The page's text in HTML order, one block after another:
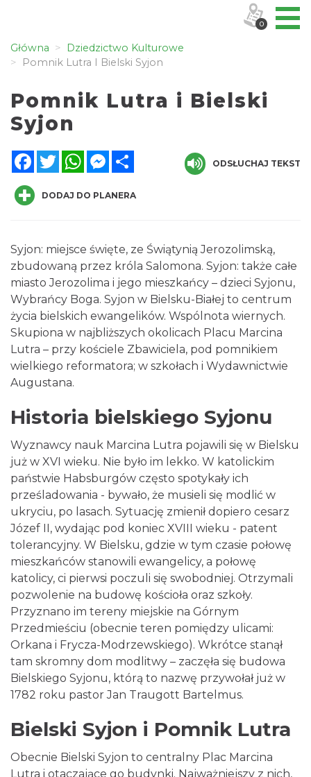
Główna
Dziedzictwo Kulturowe
Pomnik Lutra I Bielski Syjon
Pomnik Lutra i Bielski
Syjon
FacebookTwitterWhatsAppMessenger
ODSŁUCHAJ TEKST
DODAJ DO PLANERA
Syjon: miejsce święte, ze Świątynią Jerozolimską,
zbudowaną przez króla Salomona. Syjon: także całe
miasto Jerozolima i jego mieszkańcy – dzieci Syjonu,
Wybrańcy Boga. Syjon w Bielsku-Białej to centrum
życia bielskich ewangelików. Wspólnota wiernych.
Skupiona w najbliższych okolicach Placu Marcina
Lutra – przy kościele Zbawiciela, pod pomnikiem
wielkiego reformatora; w szkołach i Wydawnictwie
Augustana.
Historia bielskiego Syjonu
Wyznawcy nauk Marcina Lutra pojawili się w Bielsku
już w XVI wieku. Nie było im lekko. W katolickim
państwie Habsburgów często spotykały ich
prześladowania - bywało, że musieli się modlić w
ukryciu, po lasach. Sytuację zmienił dopiero cesarz
Józef II, wydając pod koniec XVIII wieku - patent
tolerancyjny. W Bielsku, gdzie w tym czasie połowę
mieszkańców stanowili ewangelicy, a połowę
katolicy, ci pierwsi poczuli się swobodniej. Otrzymali
pozwolenie na budowę kościoła oraz szkoły.
Przyznano im tereny miejskie na Górnym
Przedmieściu (obecnie teren pomiędzy ulicami:
Orkana i Frycza-Modrzewskiego). Wkrótce stanął
tam skromny dom modlitwy – zaczęła się budowa
Bielskiego Syjonu, którą to nazwę przywołał już w
1782 roku pastor Jan Traugott Bartelmus.
Bielski Syjon i Pomnik Lutra
Obecnie Bielski Syjon to centralny Plac Marcina
Lutra i otaczające go budynki. Najważniejszy z nich,
0